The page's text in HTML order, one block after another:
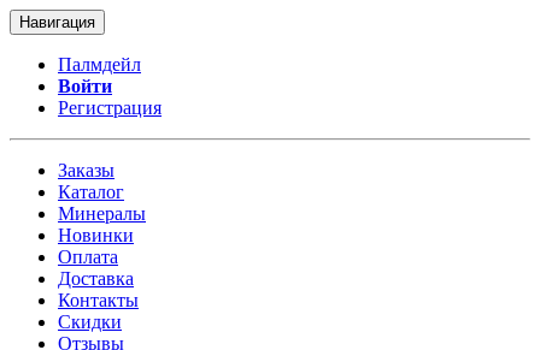
Навигация
Палмдейл
Войти
Регистрация
Заказы
Каталог
Минералы
Новинки
Оплата
Доставка
Контакты
Скидки
Отзывы